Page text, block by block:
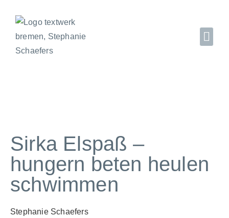
Sirka Elspaß –
hungern beten heulen
schwimmen
Stephanie Schaefers